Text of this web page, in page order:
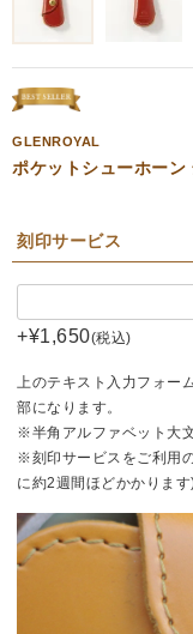
GLENROYAL
ポケットシューホーン
刻印サービス
+¥1,650 税込
上のテキスト入力フォー
部になります。
※半角アルファベット大
※刻印サービスをご利用
に約2週間ほどかかります